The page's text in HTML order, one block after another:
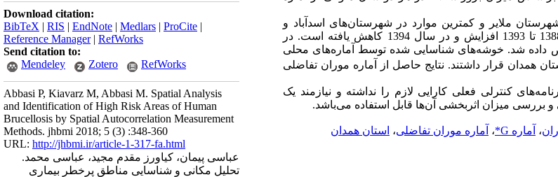
Download citation:
BibTeX | RIS | EndNote | Medlars | ProCite |
Reference Manager| RefWorks
Send citation to:
Mendeley
Zotero RefWorks
Abbasi P, Kiavarz M, Abbasi M. Spatial Analysis
and Identification of High Risk Areas of Human
Brucellosis by Spatial Autocorrelation Measurement
Methods. jhbmi 2018; 5 (3) :348-360
URL: http://jhbmi.ir/article-1-317-fa.html
عباسی پیمان، کیاورز مقدم مجید، عباسی محمد.
تحلیل مکانی و شناسایی مناطق پرخطر بیماری
ملایر و کمترین موارد در شهرستان‌های اسدآباد و
تویسرکان و نواحی مرکزی و غربی استان قرار دارند. میزان بروز بیماری از سال 1388 تا 1393 افزایش و در سال 1394 کاهش یافته است. در
همه سال‌ها به جزء سال ۱۳۹۱ خوشه‌ای تشخیص داده شد. خوشه‌های شناسایی شده توسط آماره‌های محلی
همدان قرار داشتند. نتایج حاصل از آماره موران تفاضلی
کنترلی فعلی کارایی لازم را نداشته و نیازمند یک
و بررسی میزان اثربخشی آن‌ها قابل استفاده می‌باشد.
، آماره G* ، آماره موران تفاضلی، استان همدان